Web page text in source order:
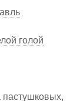
голой
пастушковых,